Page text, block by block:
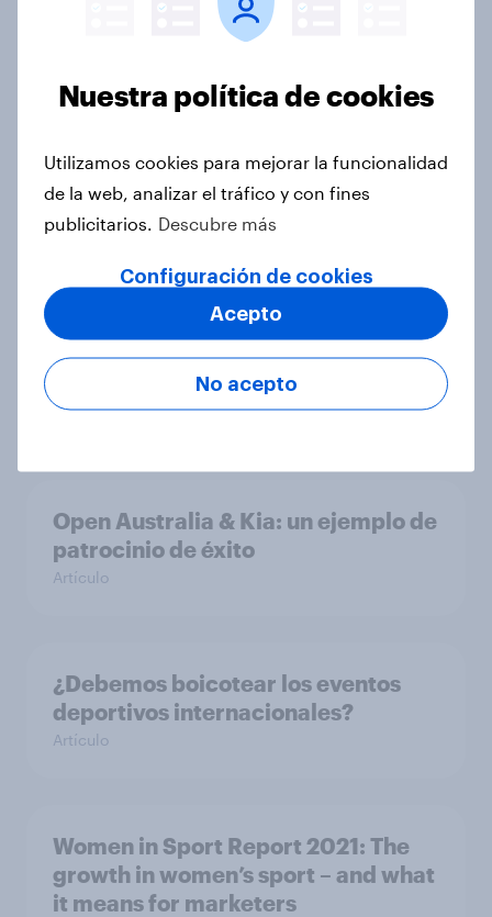
deporte socialmente responsables
YouGov Cross-country study on the
Las zapatillas de deporte en España
Artículo
Open Australia & Kia: un ejemplo de
patrocinio de éxito
Artículo
¿Debemos boicotear los eventos
deportivos internacionales?
Artículo
Women in Sport Report 2021: The
growth in women’s sport – and what
it means for marketers
Nuestra política de cookies
Utilizamos cookies para mejorar la funcionalidad
de la web, analizar el tráfico y con fines
publicitarios.
Descubre más
Configuración de cookies
No acepto
Acepto